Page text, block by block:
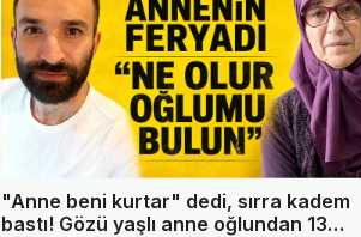
"Anne beni kurtar" dedi, sırra kadem
bastı! Gözü yaşlı anne oğlundan 13